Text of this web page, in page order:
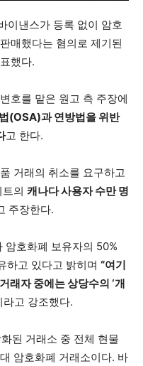
이낸스가 등록 없이 암호
매했다는 혐의로 제기된
했다.
호를 맡은 원고 측 주장에
(OSA)과 연방법을 위반
고 한다.
거래의 취소를 요구하고
의 캐나다 사용자 수만 명
주장한다.
암호화폐 보유자의 50%
하고 있다고 밝히며 “여기
래자 중에는 상당수의 ‘개
라고 강조했다.
된 거래소 중 전체 현물
암호화폐 거래소이다. 바